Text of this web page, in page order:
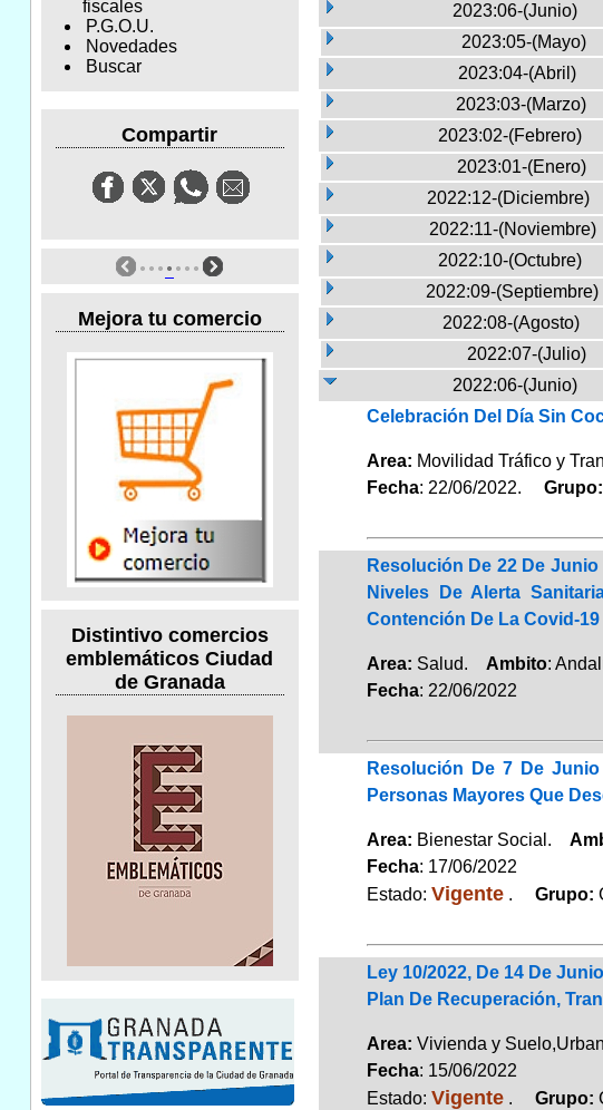
fiscales
P.G.O.U.
Novedades
Buscar
Compartir
Mejora tu comercio
Distintivo comercios
emblemáticos Ciudad
de Granada
2023:06-(Junio)
2023:05-(Mayo)
2023:04-(Abril)
2023:03-(Marzo)
2023:02-(Febrero)
2023:01-(Enero)
2022:12-(Diciembre)
2022:11-(Noviembre)
2022:10-(Octubre)
2022:09-(Septiembre)
2022:08-(Agosto)
2022:07-(Julio)
2022:06-(Junio)
Celebración Del Día Sin
Area: Movilidad Tráfico y
Fecha: 22/06/2022. Grupo:
Resolución De 22 De
Niveles De Alerta
Contención De La Covid-
Area: Salud. Ambito:
Fecha: 22/06/2022
Resolución De 7 De
Personas Mayores Que
Area: Bienestar Social.
Fecha: 17/06/2022
Estado: Vigente. Grupo:
Ley 10/2022, De 14 De
Plan De Recuperación,
Area: Vivienda y
Fecha: 15/06/2022
Estado: Vigente. Grupo: